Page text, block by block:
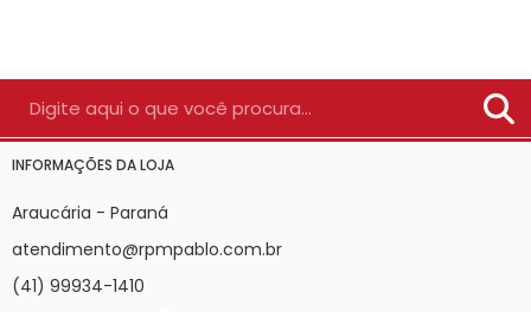
INFORMAÇÕES DA LOJA
Araucária - Paraná
atendimento@rpmpablo.com.br
(41) 99934-1410